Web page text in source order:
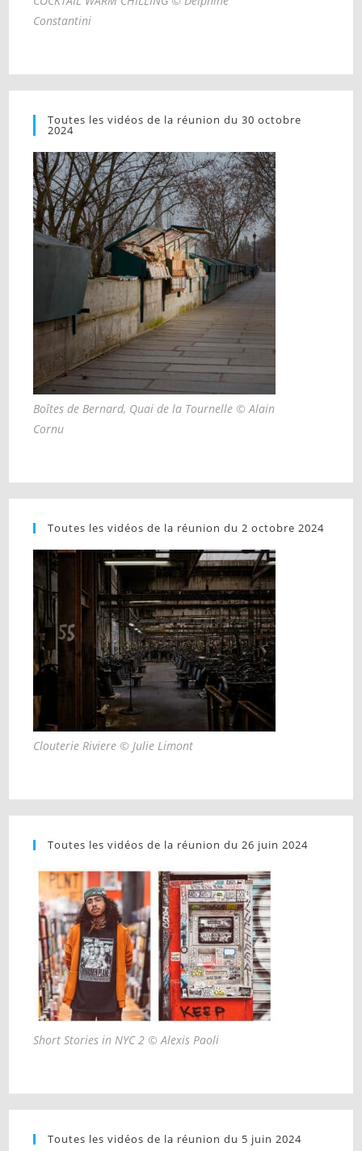
Constantini
Toutes les vidéos de la réunion du 30 octobre
2024
Boîtes de Bernard, Quai de la Tournelle © Alain
Cornu
Toutes les vidéos de la réunion du 2 octobre 2024
Clouterie Riviere © Julie Limont
Toutes les vidéos de la réunion du 26 juin 2024
Short Stories in NYC 2 © Alexis Paoli
Toutes les vidéos de la réunion du 5 juin 2024